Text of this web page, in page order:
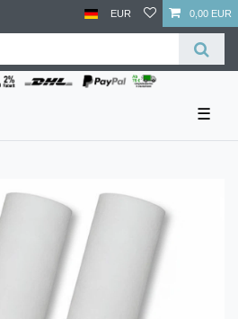
EUR 0,00 EUR
☰